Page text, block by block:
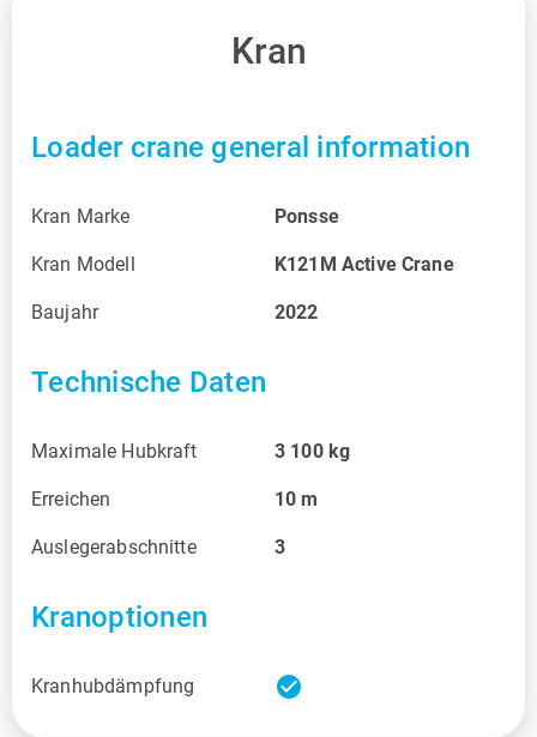
Kran
Loader crane general information
Kran Marke Ponsse
Kran Modell K121M Active Crane
Baujahr 2022
Technische Daten
Maximale Hubkraft 3 100 kg
Erreichen 10 m
Auslegerabschnitte 3
Kranoptionen
Kranhubdämpfung check_circle